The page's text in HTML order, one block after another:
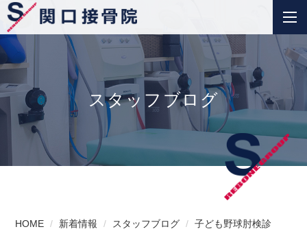
スタッフブログ
HOME 新着情報 スタッフブログ 子ども野球肘検診